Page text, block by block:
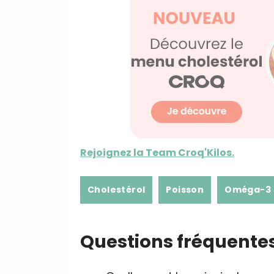
Rejoignez la Team Croq'Kilos.
Cholestérol Poisson Oméga-3
Questions